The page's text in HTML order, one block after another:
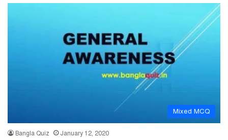
Mixed MCQ
Bangla Quiz January 12, 2020